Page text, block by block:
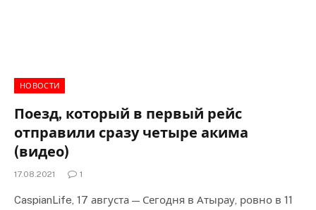
НОВОСТИ
Поезд, который в первый рейс
отправили сразу четыре акима
(видео)
17.08.2021 1
CaspianLife, 17 августа — Сегодня в Атырау, ровно в 11